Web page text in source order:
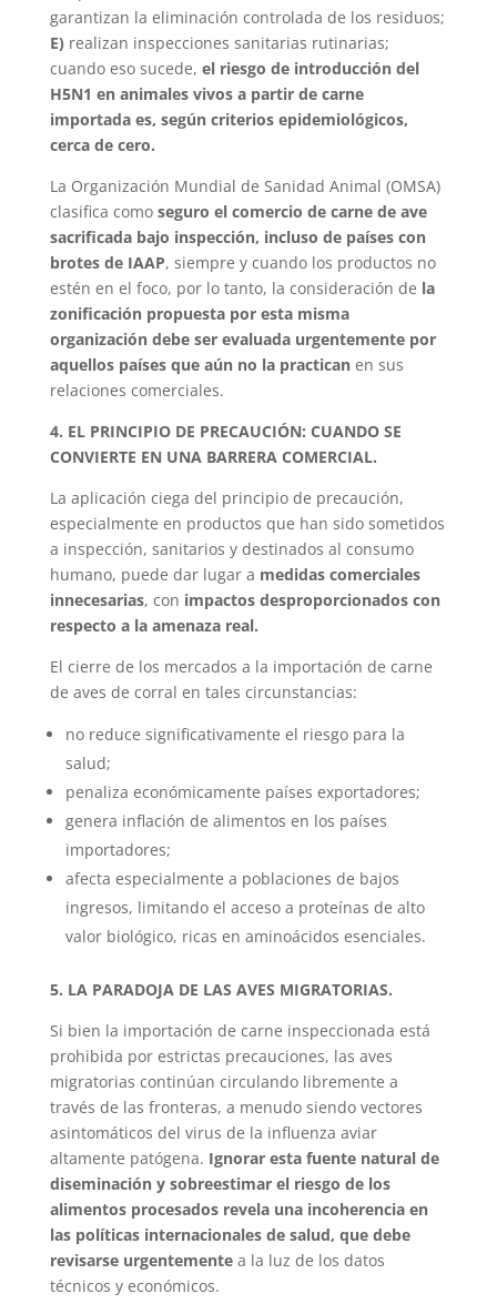
garantizan la eliminación controlada de los residuos;
E) realizan inspecciones sanitarias rutinarias;
cuando eso sucede, el riesgo de introducción del
H5N1 en animales vivos a partir de carne
importada es, según criterios epidemiológicos,
cerca de cero.
La Organización Mundial de Sanidad Animal (OMSA)
clasifica como seguro el comercio de carne de ave
sacrificada bajo inspección, incluso de países con
brotes de IAAP, siempre y cuando los productos no
estén en el foco, por lo tanto, la consideración de la
zonificación propuesta por esta misma
organización debe ser evaluada urgentemente por
aquellos países que aún no la practicanen sus
relaciones comerciales.
4. EL PRINCIPIO DE PRECAUCIÓN: CUANDO SE
CONVIERTE EN UNA BARRERA COMERCIAL.
La aplicación ciega del principio de precaución,
especialmente en productos que han sido sometidos
a inspección, sanitarios y destinados al consumo
humano, puede dar lugar a medidas comerciales
innecesarias, con impactos desproporcionados con
respecto a la amenaza real.
El cierre de los mercados a la importación de carne
de aves de corral en tales circunstancias:
no reduce significativamente el riesgo para la
salud;
penaliza económicamente países exportadores;
genera inflación de alimentos en los países
importadores;
afecta especialmente a poblaciones de bajos
ingresos, limitando el acceso a proteínas de alto
valor biológico, ricas en aminoácidos esenciales.
5. LA PARADOJA DE LAS AVES MIGRATORIAS.
Si bien la importación de carne inspeccionada está
prohibida por estrictas precauciones, las aves
migratorias continúan circulando libremente a
través de las fronteras, a menudo siendo vectores
asintomáticos del virus de la influenza aviar
altamente patógena. Ignorar esta fuente natural de
diseminación y sobreestimar el riesgo de los
alimentos procesados revela una incoherencia en
las políticas internacionales de salud, que debe
revisarse urgentementea la luz de los datos
técnicos y económicos.